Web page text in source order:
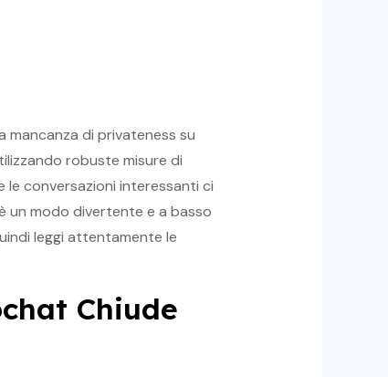
mancanza di privateness su
robuste misure di
conversazioni interessanti ci
un modo divertente e a basso
leggi attentamente le
Chiude